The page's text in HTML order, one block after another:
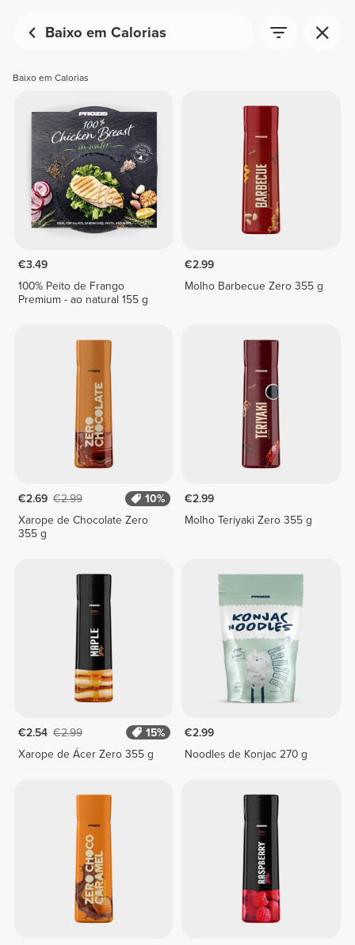
Baixo em Calorias
Baixo em Calorias
€3.49
100% Peito de Frango
Premium - ao natural 155 g
€2.99
Molho Barbecue Zero 355 g
€2.69 €2.99
10%
Xarope de Chocolate Zero
355 g
€2.99
Molho Teriyaki Zero 355 g
€2.54 €2.99
15%
Xarope de Ácer Zero 355 g
€2.99
Noodles de Konjac 270 g